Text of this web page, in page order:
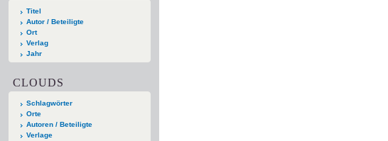
Titel
Autor / Beteiligte
Ort
Verlag
Jahr
CLOUDS
Schlagwörter
Orte
Autoren / Beteiligte
Verlage